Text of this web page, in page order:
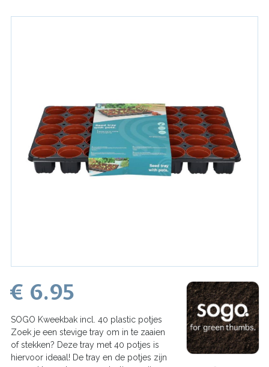
€ 6.95
SOGO Kweekbak incl. 40 plastic potjes
Zoek je een stevige tray om in te zaaien
of stekken? Deze tray met 40 potjes is
hiervoor ideaal! De tray en de potjes zijn